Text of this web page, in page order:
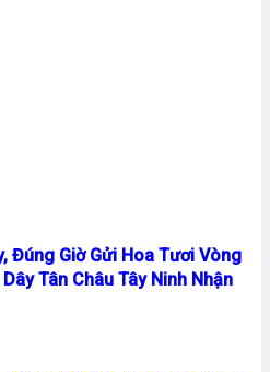
Đúng Giờ Gửi Hoa Tươi Vòng
Tân Châu Tây Ninh Nhận